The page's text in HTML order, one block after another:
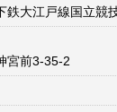
鉄大江戸線国立競
宮前3-35-2